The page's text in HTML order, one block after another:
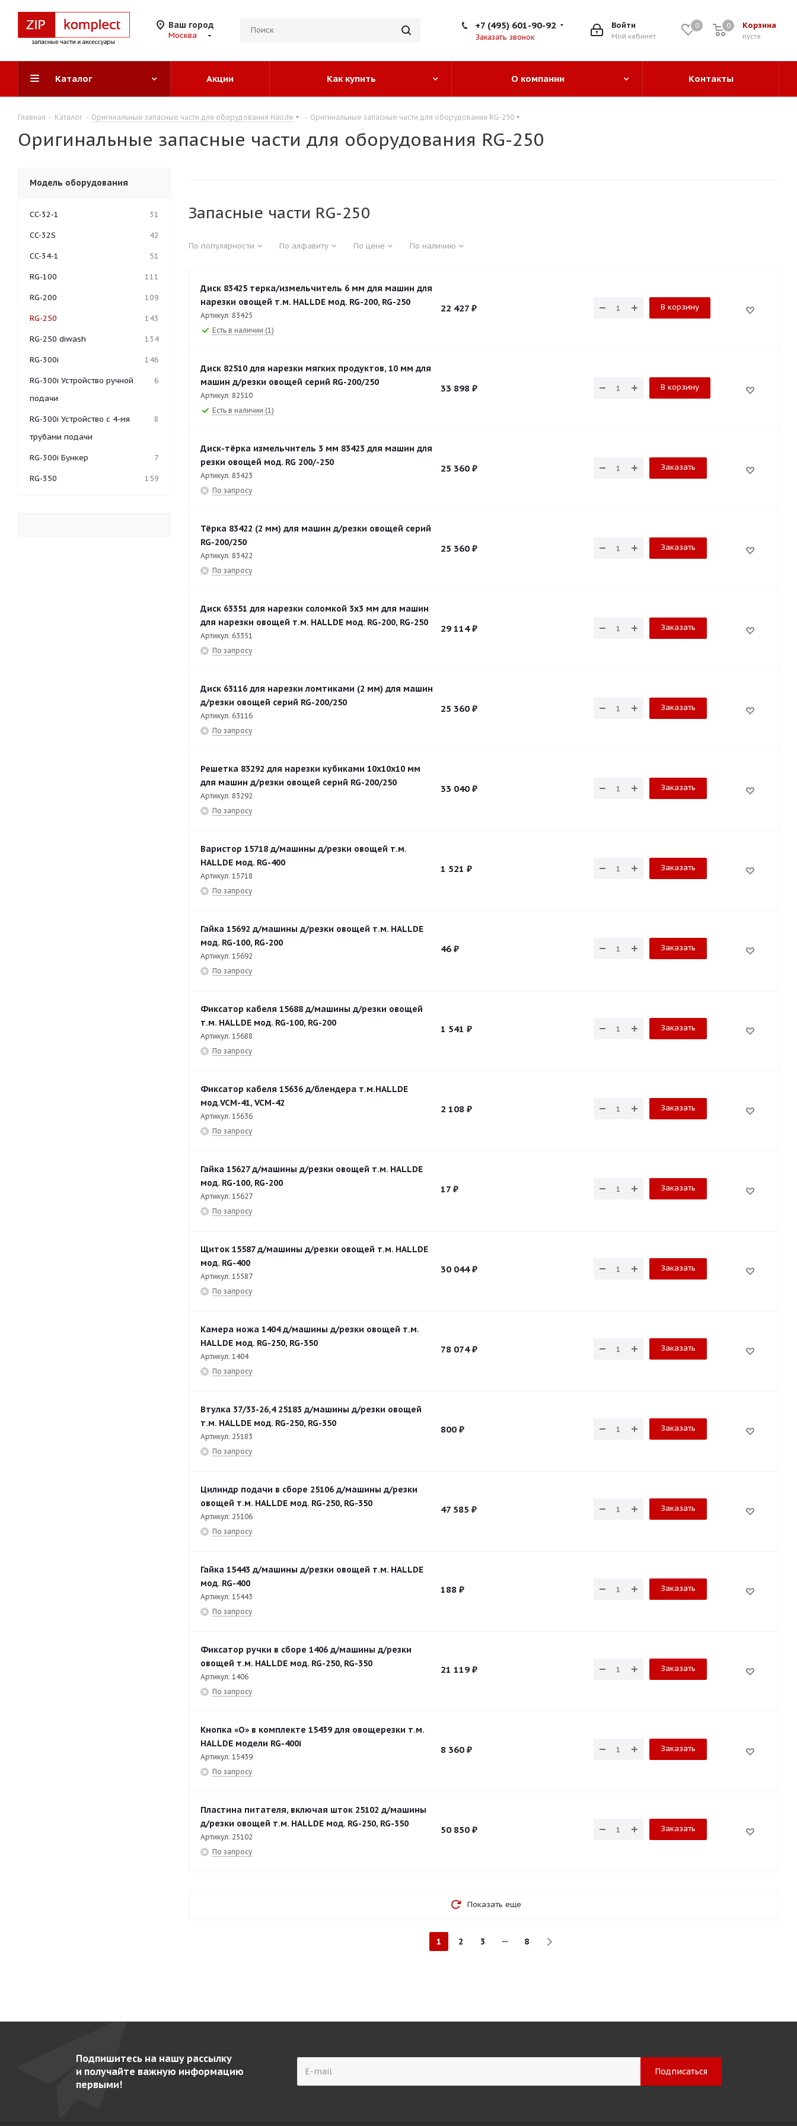
Ваш город
Москва
0 Корзина
0
пуста
0
Войти
Мой кабинет
+7 (495) 601-90-92
Заказать звонок
Каталог Акции Как купить О компании Контакты
Главная - Каталог - Оригинальные запасные части для оборудования Hallde - Оригинальные запасные части для оборудования RG-250
Оригинальные запасные части для оборудования RG-250
Запасные части RG-250
По популярности По алфавиту По цене По наличию
Диск 83425 терка/измельчитель 6 мм для машин для
нарезки овощей т.м. HALLDE мод. RG-200, RG-250
Артикул: 83425
Есть в наличии (1)
22 427 ₽ В корзину
Диск 82510 для нарезки мягких продуктов, 10 мм для
машин д/резки овощей серий RG-200/250
Артикул: 82510
Есть в наличии (1)
33 898 ₽ В корзину
Диск-тёрка измельчитель 3 мм 83423 для машин для
резки овощей мод. RG 200/-250
Артикул: 83423
По запросу
25 360 ₽ Заказать
Тёрка 83422 (2 мм) для машин д/резки овощей серий
RG-200/250
Артикул: 83422
По запросу
25 360 ₽ Заказать
Диск 63351 для нарезки соломкой 3х3 мм для машин
для нарезки овощей т.м. HALLDE мод. RG-200, RG-250
Артикул: 63351
По запросу
29 114₽ Заказать
Диск 63116 для нарезки ломтиками (2 мм) для машин
д/резки овощей серий RG-200/250
Артикул: 63116
По запросу
25 360 ₽ Заказать
Решетка 83292 для нарезки кубиками 10х10х10 мм
для машин д/резки овощей серий RG-200/250
Артикул: 83292
По запросу
33 040 ₽ Заказать
Варистор 15718 д/машины д/резки овощей т.м.
HALLDE мод. RG-400
Артикул: 15718
По запросу
1 521 ₽ Заказать
Гайка 15692 д/машины д/резки овощей т.м. HALLDE
мод. RG-100, RG-200
Артикул: 15692
По запросу
46 ₽ Заказать
Фиксатор кабеля 15688 д/машины д/резки овощей
т.м. HALLDE мод. RG-100, RG-200
Артикул: 15688
По запросу
1 541 ₽ Заказать
Фиксатор кабеля 15636 д/блендера т.м.HALLDE
мод.VCM-41, VCM-42
Артикул: 15636
По запросу
2 108 ₽ Заказать
Гайка 15627 д/машины д/резки овощей т.м. HALLDE
мод. RG-100, RG-200
Артикул: 15627
По запросу
17 ₽ Заказать
Щиток 15587 д/машины д/резки овощей т.м. HALLDE
мод. RG-400
Артикул: 15587
По запросу
30 044₽ Заказать
Камера ножа 1404 д/машины д/резки овощей т.м.
HALLDE мод. RG-250, RG-350
Артикул: 1404
По запросу
78 074₽ Заказать
Втулка 37/33-26,4 25183 д/машины д/резки овощей
т.м. HALLDE мод. RG-250, RG-350
Артикул: 25183
По запросу
800 ₽ Заказать
Цилиндр подачи в сборе 25106 д/машины д/резки
овощей т.м. HALLDE мод. RG-250, RG-350
Артикул: 25106
По запросу
47 585 ₽ Заказать
Гайка 15443 д/машины д/резки овощей т.м. HALLDE
мод. RG-400
Артикул: 15443
По запросу
188 ₽ Заказать
Фиксатор ручки в сборе 1406 д/машины д/резки
овощей т.м. HALLDE мод. RG-250, RG-350
Артикул: 1406
По запросу
21 119 ₽ Заказать
Кнопка «O» в комплекте 15439 для овощерезки т.м.
HALLDE модели RG-400i
Артикул: 15439
По запросу
8 360 ₽ Заказать
Пластина питателя, включая шток 25102 д/машины
д/резки овощей т.м. HALLDE мод. RG-250, RG-350
Артикул: 25102
По запросу
50 850 ₽ Заказать
Показать еще
1 2 3 8
Модель оборудования
CC-32-1 31
CC-32S 42
CC-34-1 51
RG-100 111
RG-200 109
RG-250 143
RG-250 diwash 134
RG-300i 146
RG-300i Устройство ручной
подачи
6
RG-300i Устройство с 4-мя
трубами подачи
8
RG-300i Бункер 7
RG-350 159
Подпишитесь на нашу рассылку
и получайте важную информацию
первыми!